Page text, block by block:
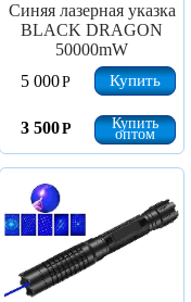
Синяя лазерная указка
BLACK DRAGON
50000mW
5 000Р Купить
3 500Р Купить
оптом